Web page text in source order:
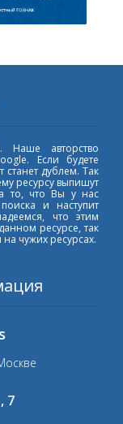
Наше авторство
Если будете
станет дублем. Так
ресурсу выпишут
то, что Вы у нас
и наступит
что этим
ресурсе, так
чужих ресурсах.
7